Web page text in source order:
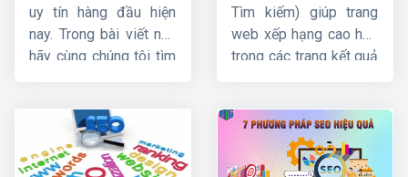
uy tín hàng đầu hiện
nay. Trong bài viết này
hãy cùng chúng tôi tìm
nhật mới nhất.
Tìm kiếm) giúp trang
web xếp hạng cao hơn
trong các trang kết quả
lượng truy cập hơn đến
trang web. Trong bài
viết này, cùngHIGtìm